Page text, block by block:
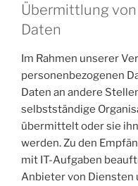
Übermittlung
Daten
Im Rahmen unserer
personenbezogenen
Daten an andere
selbstständige
übermittelt oder sie
werden. Zu den
mit IT-Aufgaben
Anbieter von Diensten